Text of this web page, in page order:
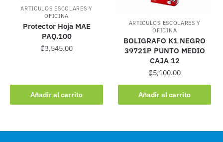
ARTICULOS ESCOLARES Y
OFICINA
Protector Hoja MAE
PAQ.100
₡3,545.00
Añadir al carrito
ARTICULOS ESCOLARES Y
OFICINA
BOLIGRAFO K1 NEGRO
39721P PUNTO MEDIO
CAJA 12
₡5,100.00
Añadir al carrito